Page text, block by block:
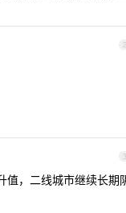
2
3
值，二线城市继续长期